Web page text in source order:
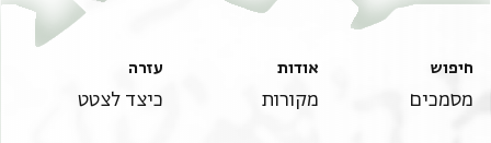
חיפוש
מסמכים
אודות
מקורות
עזרה
כיצד לצטט